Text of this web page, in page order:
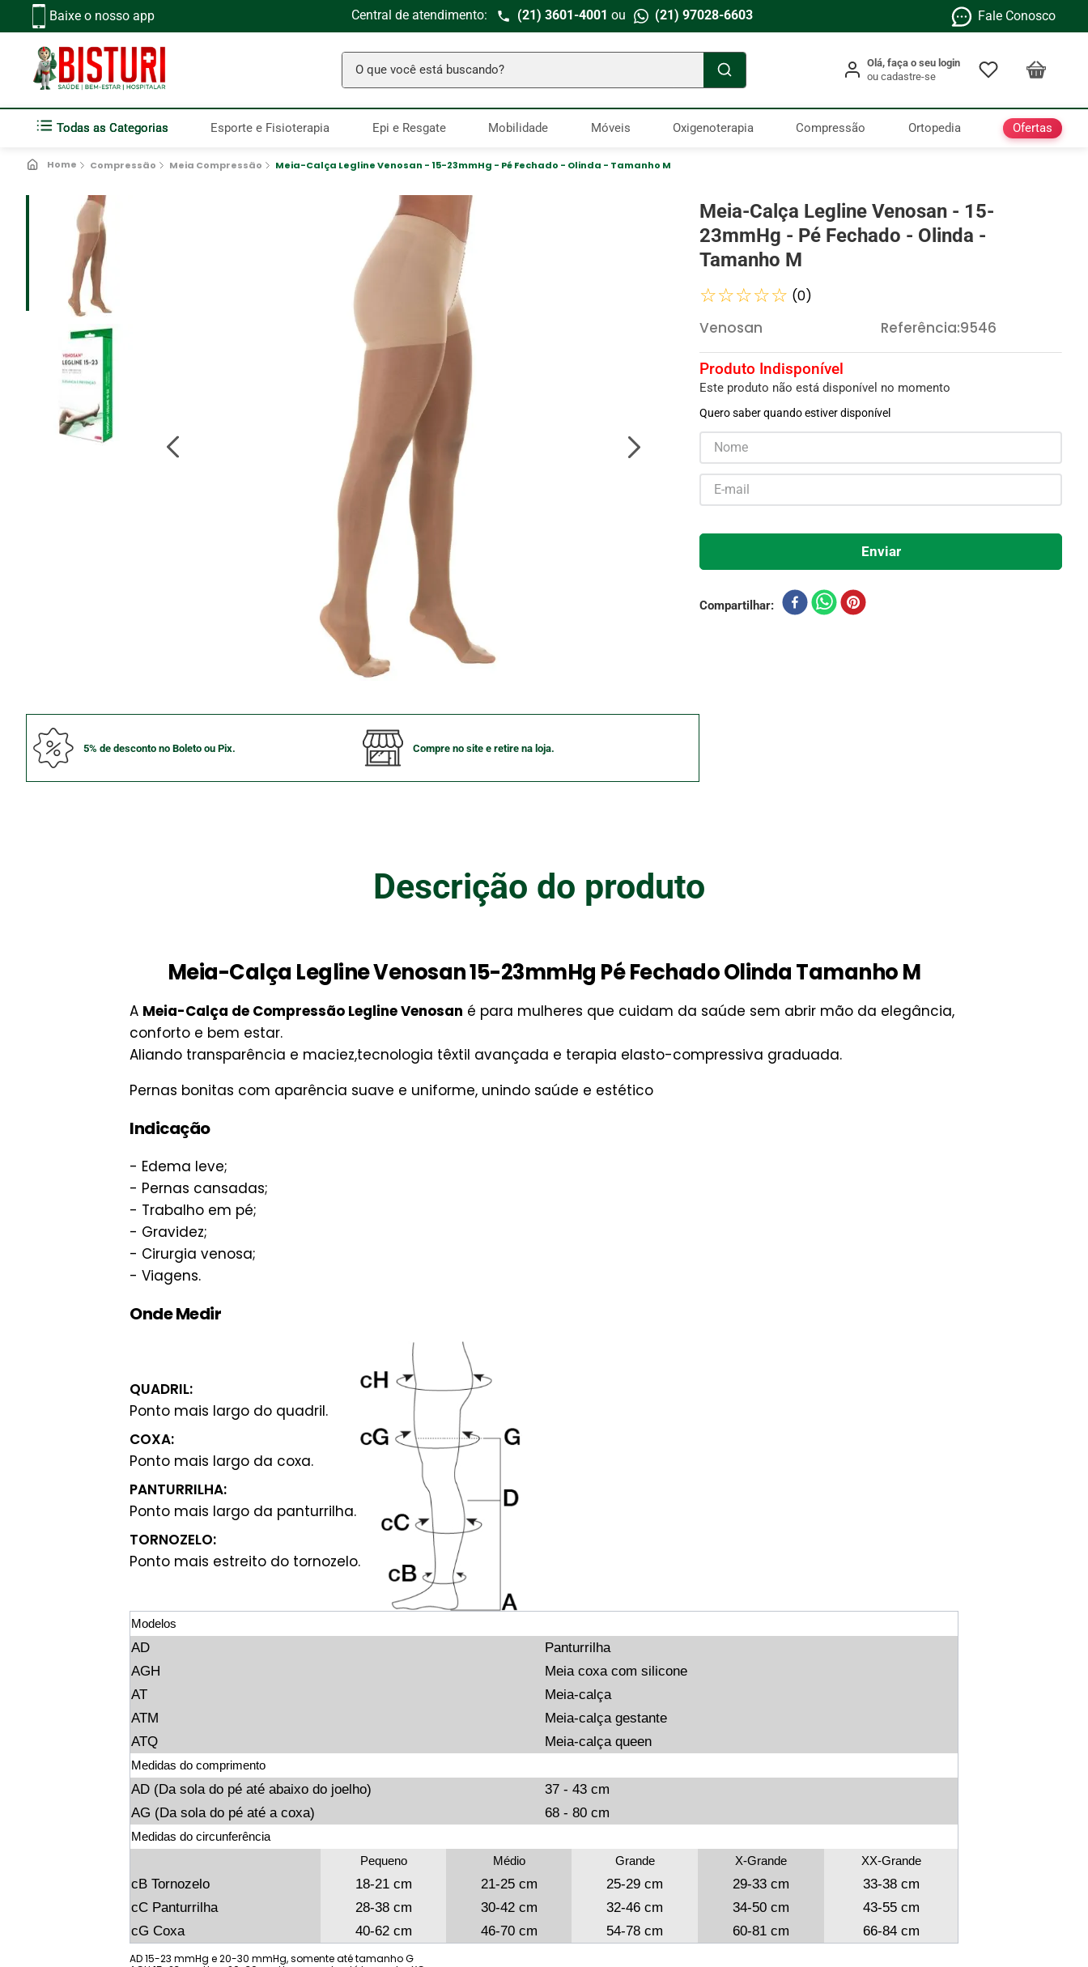
Baixe o nosso app Central de atendimento: (21) 3601-4001 ou (21) 97028-6603 Fale Conosco
O que você está buscando?
Todas as Categorias Esporte e Fisioterapia Epi e Resgate Mobilidade Móveis Oxigenoterapia Compressão Ortopedia Ofertas
Compressão Meia Compressão Meia-Calça Legline Venosan - 15-23mmHg - Pé Fechado - Olinda - Tamanho M
5% de desconto no Boleto ou Pix. Compre no site e retire na loja.
Meia-Calça Legline Venosan - 15-
23mmHg - Pé Fechado - Olinda -
Tamanho M
☆☆☆☆☆ (0)
Venosan Referência:9546
Este produto não está disponível no momento
Quero saber quando estiver disponível
Compartilhar
Descrição do produto
Meia-Calça Legline Venosan 15-23mmHg Pé Fechado Olinda Tamanho M
A Meia-Calça de Compressão Legline Venosan é para mulheres que cuidam da saúde sem abrir mão da elegância,
conforto e bem estar.
Aliando transparência e maciez,tecnologia têxtil avançada e terapia elasto-compressiva graduada.
Pernas bonitas com aparência suave e uniforme, unindo saúde e estético
Indicação
- Edema leve;
- Pernas cansadas;
- Trabalho em pé;
- Gravidez;
- Cirurgia venosa;
- Viagens.
Onde Medir
QUADRIL:
Ponto mais largo do quadril.
COXA:
Ponto mais largo da coxa.
PANTURRILHA:
Ponto mais largo da panturrilha.
TORNOZELO:
Ponto mais estreito do tornozelo.
Modelos
AD
Panturrilha
AGH
Meia coxa com silicone
AT
Meia-calça
ATM
Meia-calça gestante
ATQ
Meia-calça queen
Medidas do comprimento
AD (Da sola do pé até abaixo do joelho)
37 - 43 cm
AG (Da sola do pé até a coxa)
68 - 80 cm
Medidas do circunferência
Pequeno
Médio Grande X-Grande XX-Grande
cB Tornozelo 18-21 cm 21-25 cm 25-29 cm 29-33 cm
33-38 cm
cC Panturrilha
28-38 cm 30-42 cm 32-46 cm 34-50 cm
43-55 cm
cG Coxa
40-62 cm 46-70 cm 54-78 cm 60-81 cm 66-84 cm
AD 15-23 mmHg e 20-30 mmHg, somente até tamanho G
TERMOS MAIS BUSCADOS
Seringa Insulina
2º Fralda Geriatrica
Estetoscopio Littmann
Aparelho Pressão
6
Absorvente Geriatrico
8
º Cadeira Banho
10